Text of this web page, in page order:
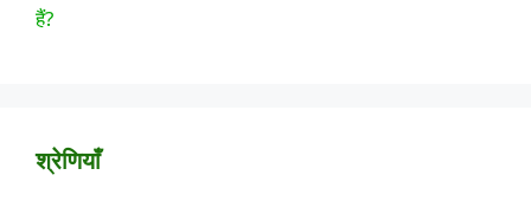
श्रेणियाँ